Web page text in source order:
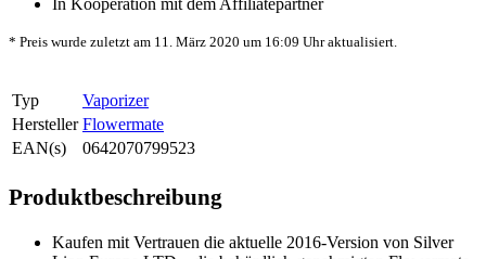
In Kooperation mit dem Affiliatepartner
* Preis wurde zuletzt am 11. März 2020 um 16:09 Uhr aktualisiert.
Typ
Vaporizer
Hersteller Flowermate
EAN(s)
0642070799523
Produktbeschreibung
Kaufen mit Vertrauen die aktuelle 2016-Version von Silver